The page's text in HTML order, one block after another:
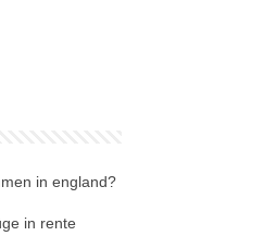
in england?
in rente